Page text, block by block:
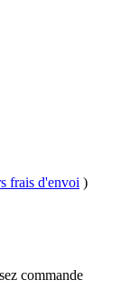
frais d'envoi )
commande